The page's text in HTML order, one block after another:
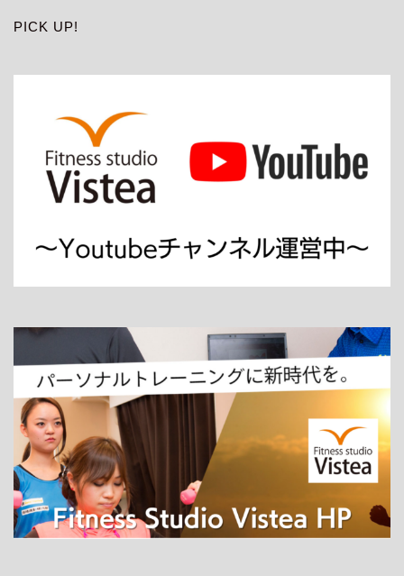
PICK UP!
ホーム
パーソナルトレーニング
ダイエット